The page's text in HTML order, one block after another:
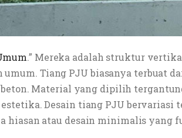
.” Mereka adalah struktur
Tiang PJU biasanya terbuat
Material yang dipilih
Desain tiang PJU bervariasi
hiasan atau desain minimalis yang